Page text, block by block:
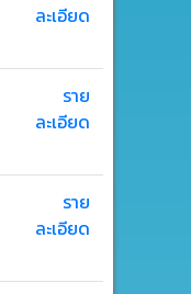
ละเอียด
ราย
ละเอียด
ราย
ละเอียด